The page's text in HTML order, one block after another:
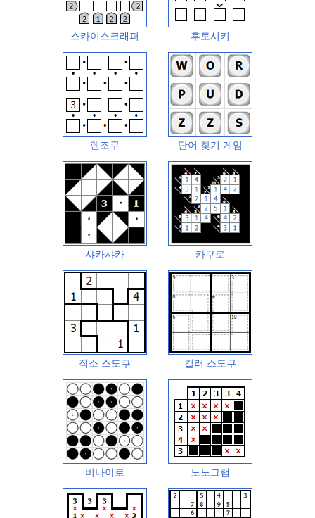
스카이스크래퍼 후토시키
렌조쿠 단어 찾기 게임
샤카샤카 카쿠로
직소 스도쿠 킬러 스도쿠
비나이로 노노그램